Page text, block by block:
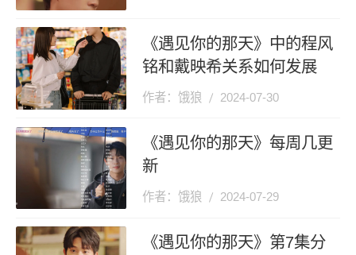
《遇见你的那天》中的程风
铭和戴映希关系如何发展
作者：饿狼 2024-07-30
《遇见你的那天》每周几更
新
作者：饿狼 2024-07-29
《遇见你的那天》第7集分